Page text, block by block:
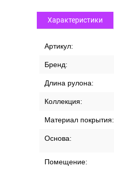
Характеристики
Артикул:
Бренд:
Длина рулона:
Коллекция:
Материал покрытия:
Основа:
Помещение: